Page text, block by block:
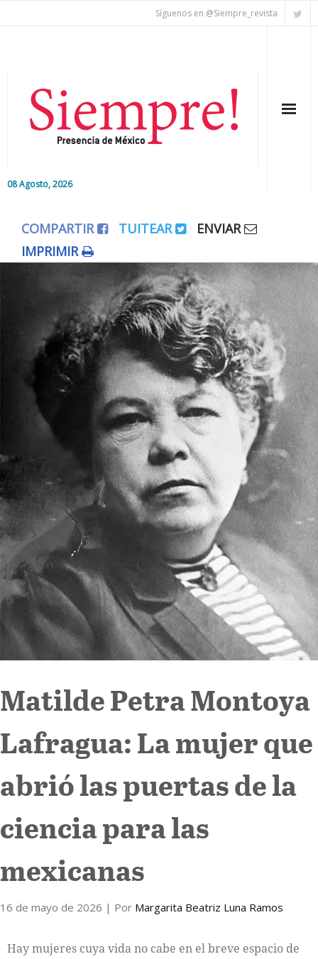
Síguenos en @Siempre_revista
08 Agosto, 2026
Editorial
Nacional
Colaboradores
Internacional
Cultura
COMPARTIR TUITEAR
ENVIAR
IMPRIMIR
Matilde Petra Montoya
Lafragua: La mujer que
abrió las puertas de la
ciencia para las
mexicanas
16 de mayo de 2026 | Por Margarita Beatriz Luna Ramos
Hay mujeres cuya vida no cabe en el breve espacio de